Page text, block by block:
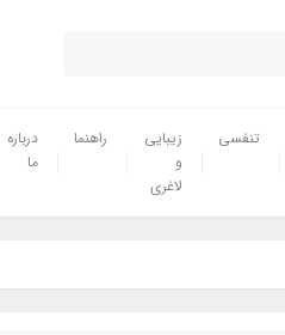
تنفسی
زیبایی
و
لاغری
راهنما
درباره
ما